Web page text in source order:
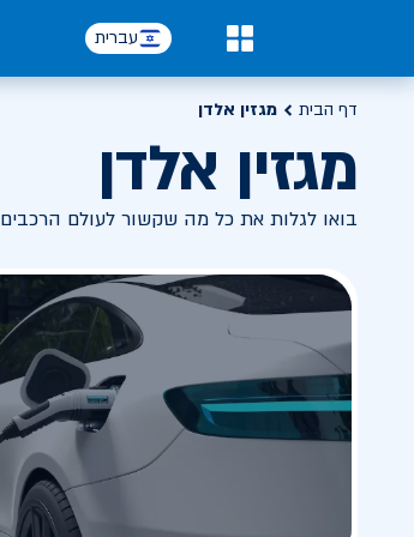
עברית
דף הבית מגזין אלדן
מגזין אלדן
בואו לגלות את כל מה שקשור לעולם הרכבים